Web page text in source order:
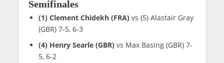
Semifinales
(1) Clement Chidekh (FRA)vs (5) Alastair Gray
(GBR) 7-5, 6-3
(4) Henry Searle (GBR)vs Max Basing (GBR) 7-
5, 6-2